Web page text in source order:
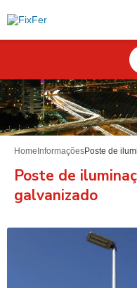
Home InformaçõesPoste de
Poste de
galvanizado